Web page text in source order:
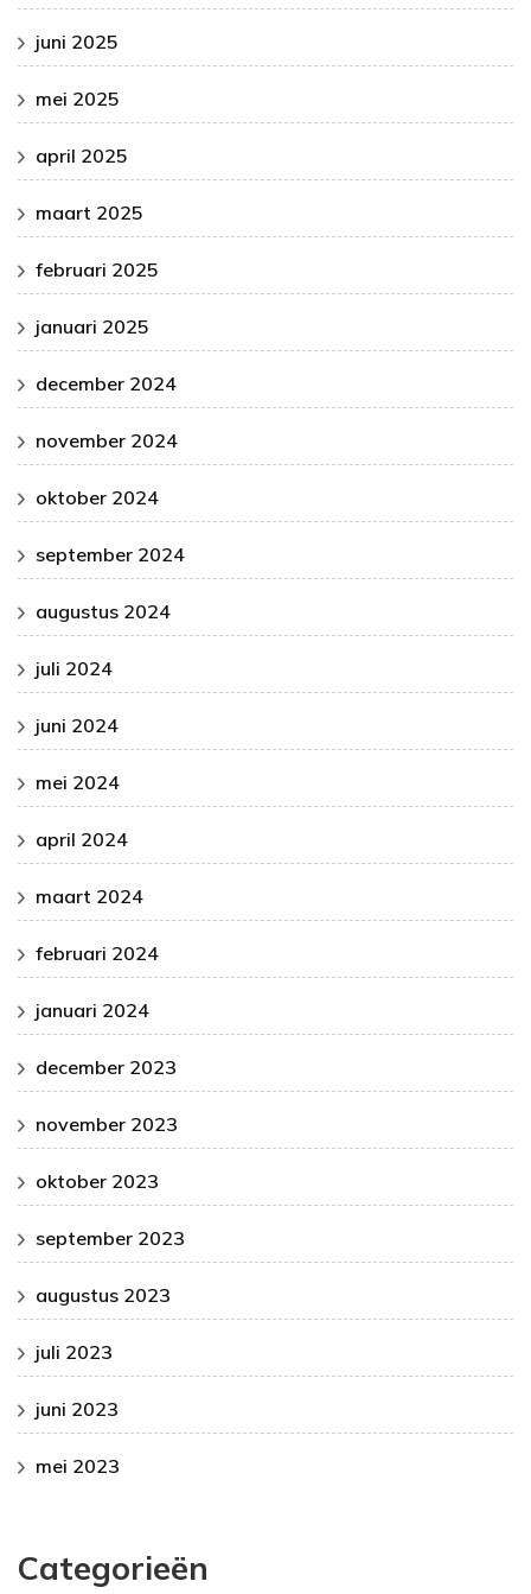
juni 2025
mei 2025
april 2025
maart 2025
februari 2025
januari 2025
december 2024
november 2024
oktober 2024
september 2024
augustus 2024
juli 2024
juni 2024
mei 2024
april 2024
maart 2024
februari 2024
januari 2024
december 2023
november 2023
oktober 2023
september 2023
augustus 2023
juli 2023
juni 2023
mei 2023
Categorieën